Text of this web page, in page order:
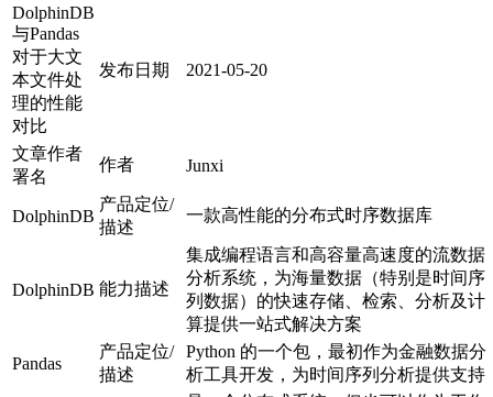
DolphinDB
与Pandas
对于大文
本文件处
理的性能
对比
发布日期 2021-05-20
文章作者
署名
作者 Junxi
DolphinDB
产品定位/
描述
一款高性能的分布式时序数据库
DolphinDB 能力描述
集成编程语言和高容量高速度的流数据
分析系统，为海量数据（特别是时间序
列数据）的快速存储、检索、分析及计
算提供一站式解决方案
Pandas
产品定位/
描述
Python 的一个包，最初作为金融数据分
析工具开发，为时间序列分析提供支持